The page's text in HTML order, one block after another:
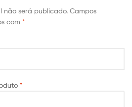
não será publicado. Campos
com *
*